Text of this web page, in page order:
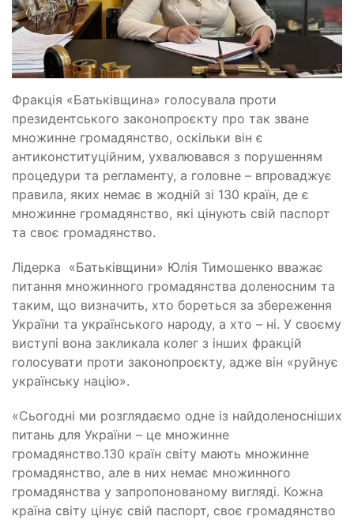
Фракція «Батьківщина» голосувала проти
президентського законопроєкту про так зване
множинне громадянство, оскільки він є
антиконституційним, ухвалювався з порушенням
процедури та регламенту, а головне – впроваджує
правила, яких немає в жодній зі 130 країн, де є
множинне громадянство, які цінують свій паспорт
та своє громадянство.
Лідерка «Батьківщини» Юлія Тимошенко вважає
питання множинного громадянства доленосним та
таким, що визначить, хто бореться за збереження
України та українського народу, а хто – ні. У своєму
виступі вона закликала колег з інших фракцій
голосувати проти законопроєкту, адже він «руйнує
українську націю».
«Сьогодні ми розглядаємо одне із найдоленосніших
питань для України – це множинне
громадянство.130 країн світу мають множинне
громадянство, але в них немає множинного
громадянства у запропонованому вигляді. Кожна
країна світу цінує свій паспорт, своє громадянство